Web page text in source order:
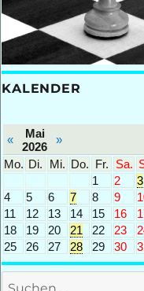
KALENDER
«
Mai
2026
»
Mo. Di. Mi. Do. Fr. Sa.
1
2
3
4
5 6 7 8 9
11
12 13 14 15 16
18
19 20 21 22 23
25
26 27 28 29 30
Suchen